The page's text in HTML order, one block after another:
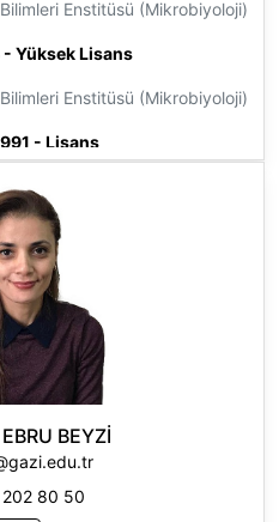
Enstitüsü (Mikrobiyoloji)
Yüksek Lisans
Enstitüsü (Mikrobiyoloji)
- Lisans
Fen Fakültesi (Biyoloji)
Alanları
Bilimleri
BEYZİ
80 50